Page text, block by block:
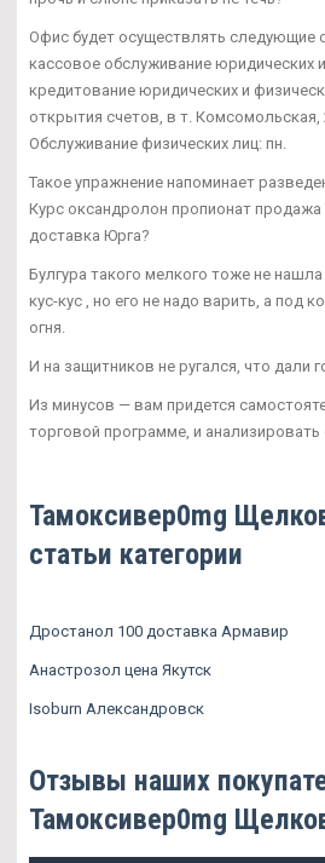
Офис будет осуществлять следующие
кассовое обслуживание юридических
кредитование юридических и
открытия счетов, в т. Комсомольская,
Обслуживание физических лиц: пн.
Такое упражнение напоминает
Курс оксандролон пропионат продажа
доставка Юрга?
Булгура такого мелкого тоже не
кус-кус , но его не надо варить, а под
огня.
И на защитников не ругался, что дали
Из минусов — вам придется
торговой программе, и анализировать
Тамоксивер0mg
статьи категории
Дростанол 100 доставка Армавир
Анастрозол цена Якутск
Isoburn Александровск
Отзывы наших
Тамоксивер0mg